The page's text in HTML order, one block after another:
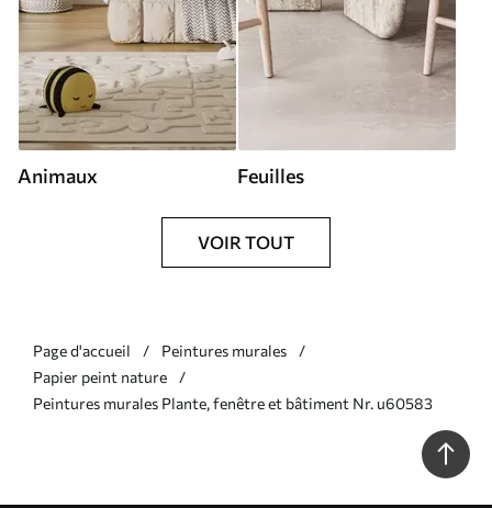
Animaux Feuilles
VOIR TOUT
Page d'accueil
Peintures murales
Papier peint nature
Peintures murales Plante, fenêtre et bâtiment Nr. u60583